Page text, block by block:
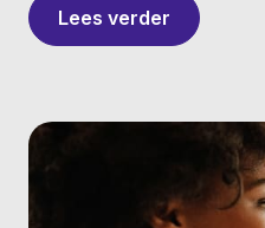
Lees verder